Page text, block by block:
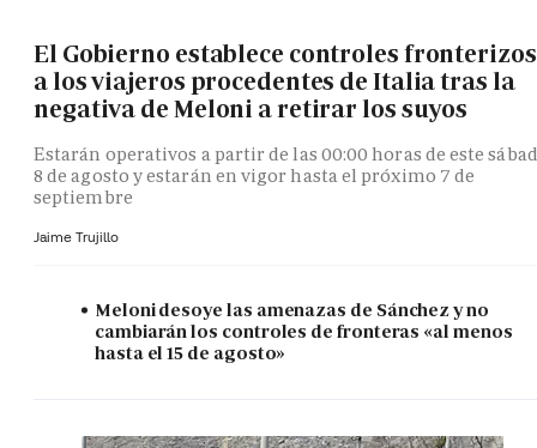
El Gobierno establece controles fronterizos
a los viajeros procedentes de Italia tras la
negativa de Meloni a retirar los suyos
Estarán operativos a partir de las 00:00 horas de este
8 de agosto y estarán en vigor hasta el próximo 7 de
septiembre
Jaime Trujillo
Meloni desoye las amenazas de Sánchez y no
cambiarán los controles de fronteras «al menos
hasta el 15 de agosto»